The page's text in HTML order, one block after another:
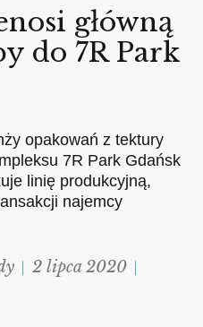
główną
do 7R Park
opakowań z tektury
7R Park Gdańsk
linię produkcyjną,
najemcy
2 lipca 2020